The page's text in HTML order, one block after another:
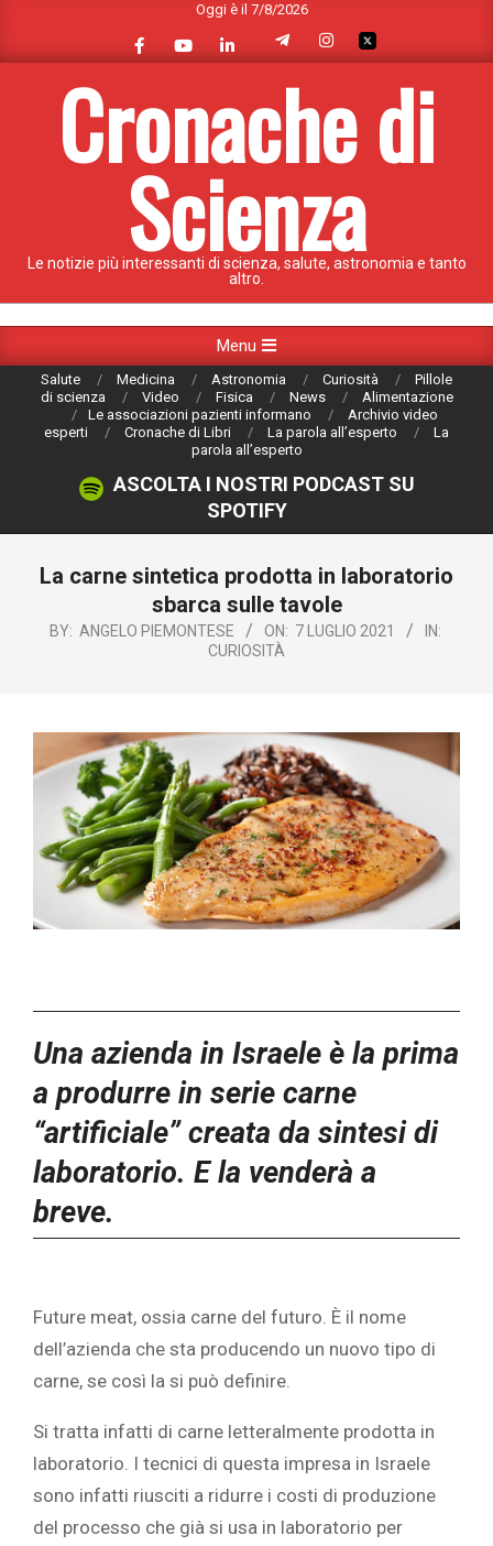
content
Oggi è il 7/8/2026
Cronache di
Scienza
Le notizie più interessanti di scienza, salute, astronomia e tanto
altro.
Navigation
Menu
Salute Medicina Astronomia Curiosità
Pillole
di scienza
Video Fisica News
Alimentazione
Le associazioni pazienti informano
Archivio video
esperti
Cronache di Libri La parola all’esperto
La
parola all’esperto
ASCOLTA I NOSTRI PODCAST SU
SPOTIFY
La carne sintetica prodotta in laboratorio
sbarca sulle tavole
BY: ANGELO PIEMONTESE ON: 7 LUGLIO 2021
IN:
CURIOSITÀ
Una azienda in Israele è la prima
a produrre in serie carne
“artificiale” creata da sintesi di
laboratorio. E la venderà a
breve.
Future meat, ossia carne del futuro. È il nome
dell’azienda che sta producendo un nuovo tipo di
carne, se così la si può definire.
Si tratta infatti di carne letteralmente prodotta in
laboratorio. I tecnici di questa impresa in Israele
sono infatti riusciti a ridurre i costi di produzione
del processo che già si usa in laboratorio per